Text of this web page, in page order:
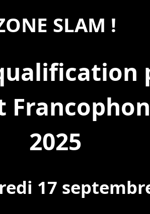
SLAM !
2025
17